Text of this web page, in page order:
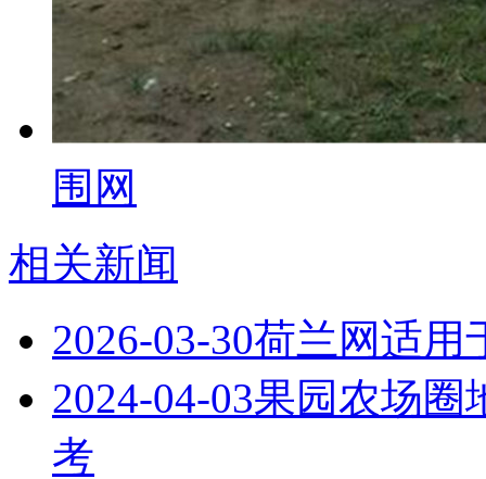
围网
相关新闻
2026-03-30荷兰网适用
2024-04-03果园农场圈
考